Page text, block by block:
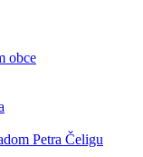
obce
Petra Čeligu